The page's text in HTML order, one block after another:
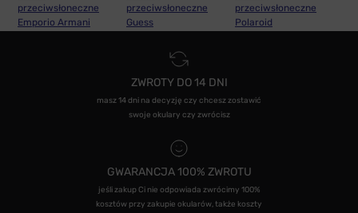
przeciwsłoneczne
Emporio Armani
przeciwsłoneczne
Guess
przeciwsłoneczne
Polaroid
ZWROTY DO 14 DNI
masz 14 dni na decyzję czy chcesz zostawić
swoje okulary czy zwrócisz
GWARANCJA 100% ZWROTU
jeśli zakup Ci nie odpowiada zwrócimy 100%
kosztów przy zakupie okularów, także koszty